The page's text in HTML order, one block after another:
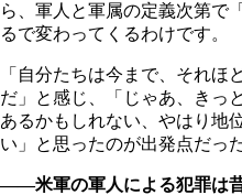
ら、軍人と軍属の定義次第で
るで変わってくるわけです。
「自分たちは今まで、それほ
だ」と感じ、「じゃあ、きっ
あるかもしれない、やはり地
い」と思ったのが出発点だっ
――米軍の軍人による犯罪は